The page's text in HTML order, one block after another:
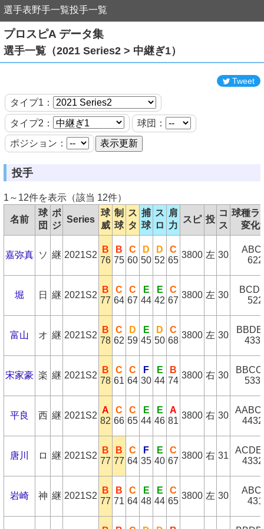
選手表野手一覧投手一覧
プロスピA データ集
選手一覧（2021 Series2 > 中継ぎ1）
Tweet
タイプ1：
タイプ2：
球団：
ポジション：
投手
1～12件を表示（該当 12件）
名前
球
団
ポ
ジ
Series
球
威
制
球
ス
タ
捕
球
ス
ロ
肩
力
スピ 投
コ
ス
球種ラ
変化
嘉弥真 ソ 継 2021S2
B
76
B
75
C
60
D
50
D
52
C
65
3800 左 30
622
堀 日 継 2021S2
B
77
C
64
C
67
E
44
E
42
C
67
3800 左 30
522
富山 オ 継 2021S2
B
78
C
62
D
59
E
45
D
50
C
68
3800 左 30
宋家豪 楽 継 2021S2
B
78
C
61
C
64
F
30
E
44
B
74
3800 右 30
平良 西 継 2021S2
A
82
C
66
C
65
E
44
E
46
A
81
3800 右 30
唐川 ロ 継 2021S2
B
77
B
77
C
64
F
35
E
40
C
67
3800 右 31
岩崎 神 継 2021S2
B
77
B
71
C
64
E
48
E
44
C
65
3800 左 30
431